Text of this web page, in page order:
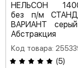
НЕЛЬСОН
без п/м
ВАРИАНТ
Абстракция
Код товара:
(5)